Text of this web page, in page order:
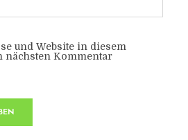
und Website in diesem
nächsten Kommentar